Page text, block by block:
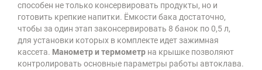
способен не только консервировать продукты, но и
готовить крепкие напитки. Ёмкости бака достаточно,
чтобы за один этап законсервировать 8 банок по 0,5 л,
для установки которых в комплекте идет зажимная
кассета. Манометр и термометр на крышке позволяют
контролировать основные параметры работы автоклава.